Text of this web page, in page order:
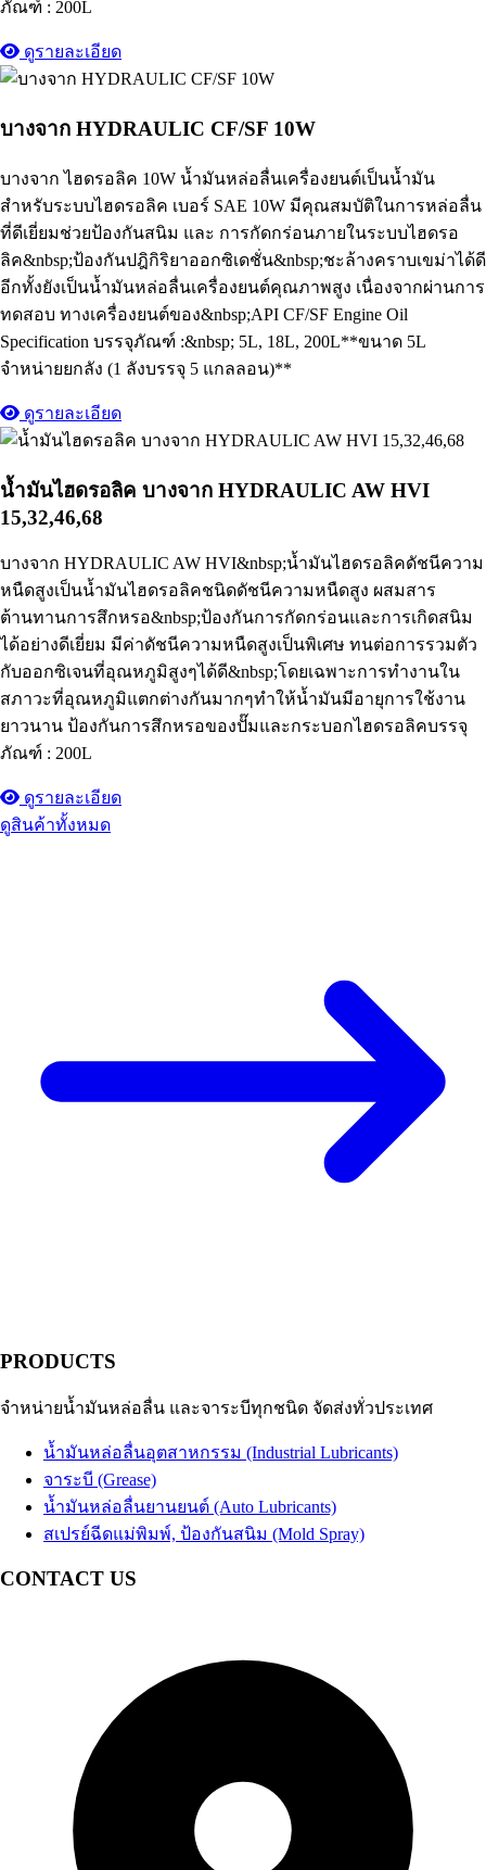
ภัณฑ์ : 200L
ดูรายละเอียด
บางจาก HYDRAULIC CF/SF 10W
บางจาก ไฮดรอลิค 10W น้ำมันหล่อลื่นเครื่องยนต์เป็นน้ำมัน
สำหรับระบบไฮดรอลิค เบอร์ SAE 10W มีคุณสมบัติในการหล่อลื่น
ที่ดีเยี่ยมช่วยป้องกันสนิม และ การกัดกร่อนภายในระบบไฮดรอ
ลิค&nbsp;ป้องกันปฎิกิริยาออกซิเดชั่น&nbsp;ชะล้างคราบเขม่าได้ดี
อีกทั้งยังเป็นน้ำมันหล่อลื่นเครื่องยนต์คุณภาพสูง เนื่องจากผ่านการ
ทดสอบ ทางเครื่องยนต์ของ&nbsp;API CF/SF Engine Oil
Specification บรรจุภัณฑ์ :&nbsp; 5L, 18L, 200L**ขนาด 5L
จำหน่ายยกลัง (1 ลังบรรจุ 5 แกลลอน)**
ดูรายละเอียด
น้ำมันไฮดรอลิค บางจาก HYDRAULIC AW HVI
15,32,46,68
บางจาก HYDRAULIC AW HVI&nbsp;น้ำมันไฮดรอลิคดัชนีความ
หนืดสูงเป็นน้ำมันไฮดรอลิคชนิดดัชนีความหนืดสูง ผสมสาร
ต้านทานการสึกหรอ&nbsp;ป้องกันการกัดกร่อนและการเกิดสนิม
ได้อย่างดีเยี่ยม มีค่าดัชนีความหนืดสูงเป็นพิเศษ ทนต่อการรวมตัว
กับออกซิเจนที่อุณหภูมิสูงๆได้ดี&nbsp;โดยเฉพาะการทำงานใน
สภาวะที่อุณหภูมิแตกต่างกันมากๆทำให้น้ำมันมีอายุการใช้งาน
ยาวนาน ป้องกันการสึกหรอของปั๊มและกระบอกไฮดรอลิคบรรจุ
ภัณฑ์ : 200L
ดูรายละเอียด
ดูสินค้าทั้งหมด
PRODUCTS
จำหน่ายน้ำมันหล่อลื่น และจาระบีทุกชนิด จัดส่งทั่วประเทศ
น้ำมันหล่อลื่นอุตสาหกรรม (Industrial Lubricants)
จาระบี (Grease)
น้ำมันหล่อลื่นยานยนต์ (Auto Lubricants)
สเปรย์ฉีดแม่พิมพ์, ป้องกันสนิม (Mold Spray)
CONTACT US